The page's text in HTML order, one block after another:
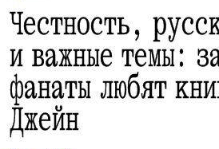
Честность,
и важные темы:
фанаты любят
Джейн